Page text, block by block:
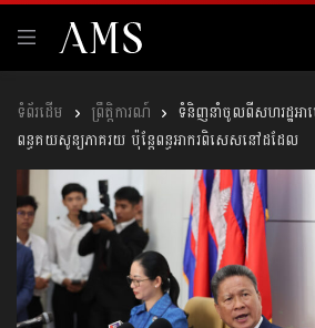
ព្រឹត្តិការណ៍
ទំនិញនាំចូលពីសហរដ្ឋអា
ពន្ធគយសូន្យភាគរយ ប៉ុន្តែពន្ធអាករពិសេសនៅដដែល